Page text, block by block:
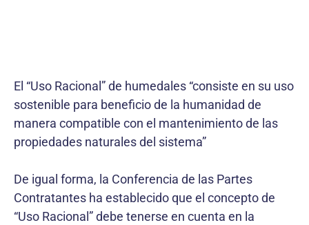
El “Uso Racional” de humedales “consiste en su uso
sostenible para beneficio de la humanidad de
manera compatible con el mantenimiento de las
propiedades naturales del sistema”
De igual forma, la Conferencia de las Partes
Contratantes ha establecido que el concepto de
“Uso Racional” debe tenerse en cuenta en la